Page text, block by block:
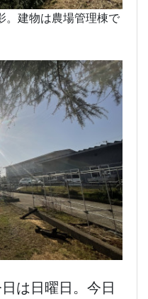
。建物は農場管理棟で
は日曜日。今日